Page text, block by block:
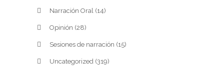
Narración Oral (14)
Opinión (28)
Sesiones de narración (15)
Uncategorized (319)